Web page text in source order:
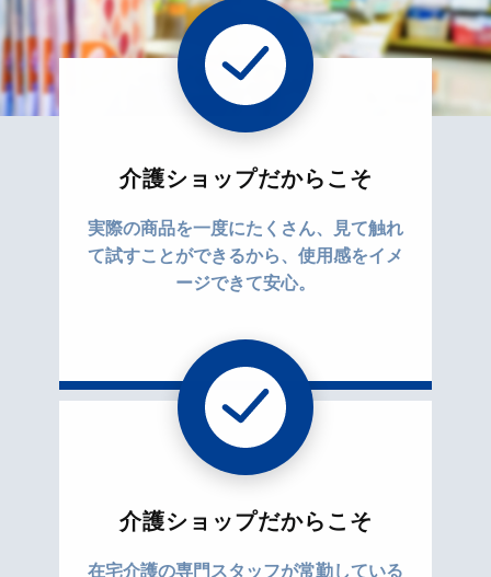
介護ショップだからこそ
実際の商品を一度にたくさん、見て触れ
て試すことができるから、使用感をイメ
ージできて安心。
介護ショップだからこそ
在宅介護の専門スタッフが常勤している